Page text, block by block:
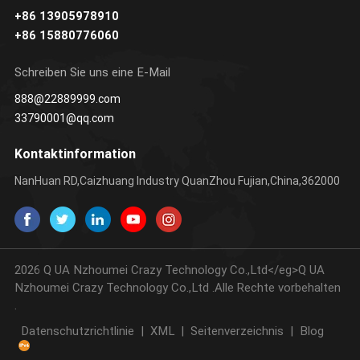
ERFAHREN SIE
+86 13905978910
+86 15880776060
Schreiben Sie uns eine E-Mail
888@22889999.com
33790001@qq.com
Kontaktinformation
NanHuan RD,Caizhuang Industry QuanZhou Fujian,China,362000
2026 Q UA Nzhoumei Crazy Technology Co.,Ltd</eg>Q UA
Nzhoumei Crazy Technology Co.,Ltd .Alle Rechte vorbehalten
Datenschutzrichtlinie | XML | Seitenverzeichnis | Blog